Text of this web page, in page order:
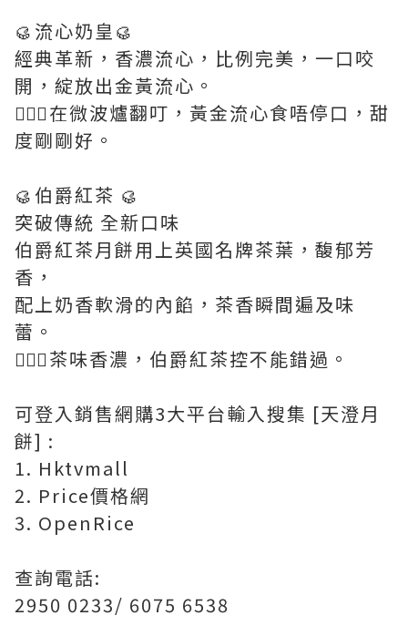
🥮流心奶皇🥮
經典革新，香濃流心，比例完美，一口咬
開，綻放出金黃流心。
💁🏻‍♀️在微波爐翻叮，黃金流心食唔停口，甜
度剛剛好。
🥮伯爵紅茶 🥮
突破傳統 全新口味
伯爵紅茶月餅用上英國名牌茶葉，馥郁芳
香，
配上奶香軟滑的內餡，茶香瞬間遍及味
蕾。
💁🏻‍♀️茶味香濃，伯爵紅茶控不能錯過。
可登入銷售網購3大平台輸入搜集 [天澄月
餅] :
1. Hktvmall
2. Price價格網
3. OpenRice
查詢電話:
2950 0233/ 6075 6538